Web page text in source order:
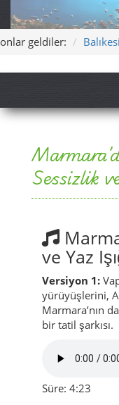
onlar geldiler:
Sessizlik
ve Yaz
Versiyon 1:
yürüyüşlerini,
Marmara’nın
bir tatil şarkısı.
Süre: 4:23